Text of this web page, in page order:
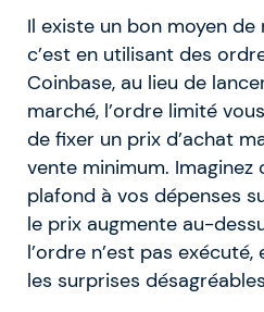
Il existe un bon moyen
c’est en utilisant des
Coinbase, au lieu de
marché, l’ordre limité
de fixer un prix d’achat
vente minimum. Imaginez
plafond à vos dépenses
le prix augmente au-
l’ordre n’est pas
les surprises